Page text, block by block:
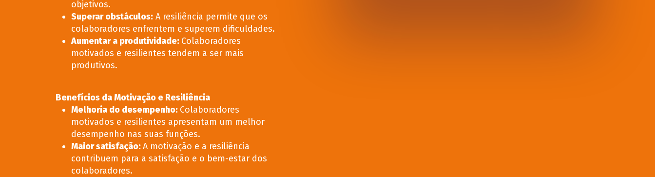
objetivos.
Superar obstáculos: A resiliência permite que os
colaboradores enfrentem e superem dificuldades.
Aumentar a produtividade: Colaboradores
motivados e resilientes tendem a ser mais
produtivos.
Benefícios da Motivação e Resiliência
Melhoria do desempenho: Colaboradores
motivados e resilientes apresentam um melhor
desempenho nas suas funções.
Maior satisfação:A motivação e a resiliência
contribuem para a satisfação e o bem-estar dos
colaboradores.